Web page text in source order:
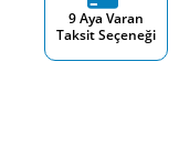
9 Aya Varan
Taksit Seçeneği